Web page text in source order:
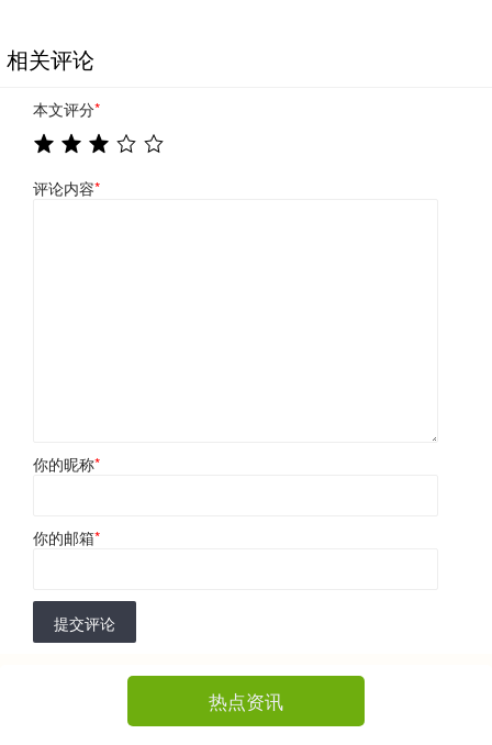
相关评论
本文评分*
评论内容*
你的昵称*
你的邮箱*
提交评论
热点资讯